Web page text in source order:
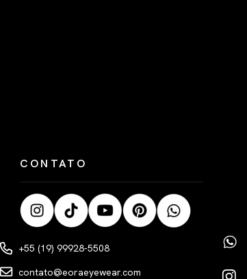
CONTATO
+55 (19) 99928-5508
contato@eoraeyewear.com